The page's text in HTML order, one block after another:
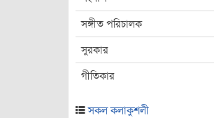
সঙ্গীত পরিচালক
সুরকার
গীতিকার
সকল কলাকুশলী